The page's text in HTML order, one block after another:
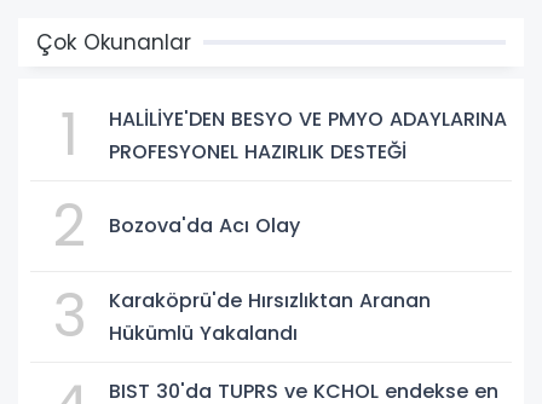
Çok Okunanlar
1
HALİLİYE'DEN BESYO VE PMYO ADAYLARINA
PROFESYONEL HAZIRLIK DESTEĞİ
2 Bozova'da Acı Olay
3
Karaköprü'de Hırsızlıktan Aranan
Hükümlü Yakalandı
BIST 30'da TUPRS ve KCHOL endekse en